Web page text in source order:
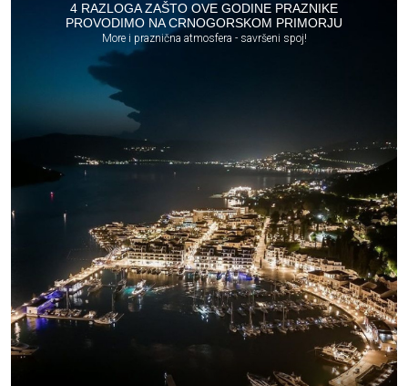
4 RAZLOGA ZAŠTO OVE GODINE PRAZNIKE
PROVODIMO NA CRNOGORSKOM PRIMORJU
More i praznična atmosfera - savršeni spoj!